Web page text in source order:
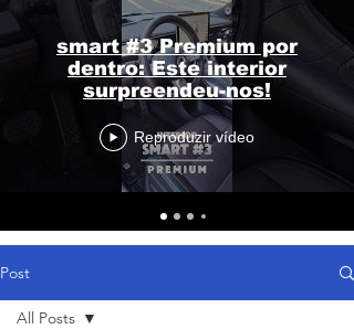
smart #3 Premium por
dentro: Este interior
surpreendeu-nos!
Reproduzir vídeo
Post
All Posts